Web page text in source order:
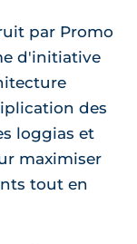
par Promo
d'initiative
des
loggias et
maximiser
tout en